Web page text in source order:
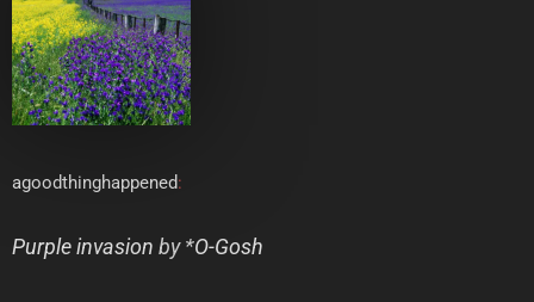
agoodthinghappened:
Purple invasion by *O-Gosh